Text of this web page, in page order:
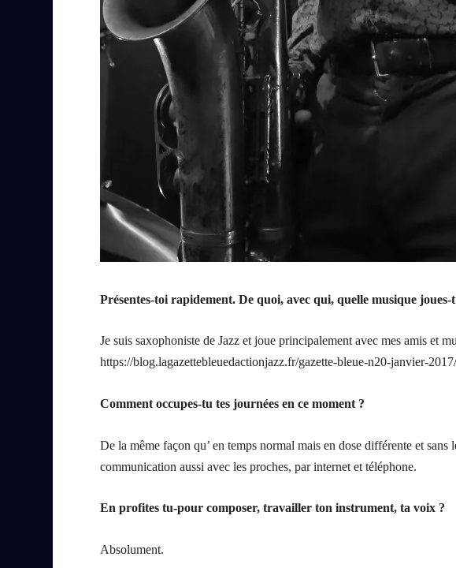
Présentes-toi rapidement. De quoi, avec qui, quelle musique joues-
Je suis saxophoniste de Jazz et joue principalement avec mes amis et
https://blog.lagazettebleuedactionjazz.fr/gazette-bleue-n20-janvier-
Comment occupes-tu tes journées en ce moment ?
De la même façon qu’ en temps normal mais en dose différente et
communication aussi avec les proches, par internet et téléphone.
En profites tu-pour composer, travailler ton instrument, ta voix ?
Absolument.